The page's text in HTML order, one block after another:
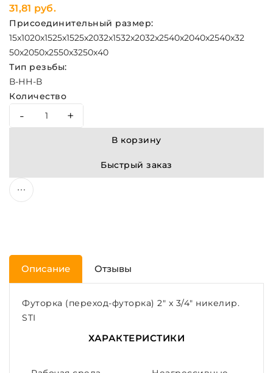
31,81 руб.
Присоединительный размер:
15x1020x1525x1525x2032x1532x2032x2540x2040x2540x32
50x2050x2550x3250x40
Тип резьбы:
В-НН-В
Количество
- +
В корзину
Быстрый заказ
Описание Отзывы
Футорка (переход-футорка) 2" x 3/4" никелир.
STI
ХАРАКТЕРИСТИКИ